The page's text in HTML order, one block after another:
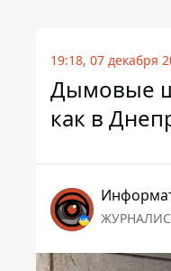
19:18, 07 декабря
Дымовые
как в